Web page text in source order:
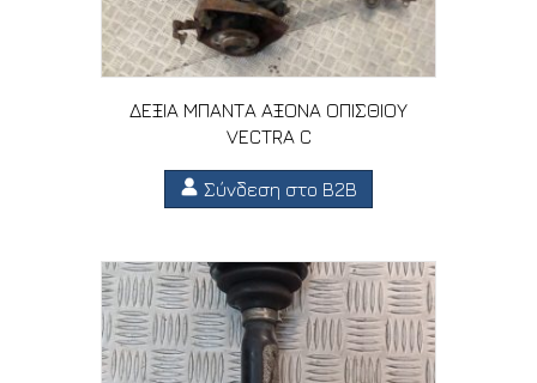
ΔΕΞΙΑ ΜΠΑΝΤΑ ΑΞΟΝΑ ΟΠΙΣΘΙΟΥ
VECTRA C
Σύνδεση στο B2B